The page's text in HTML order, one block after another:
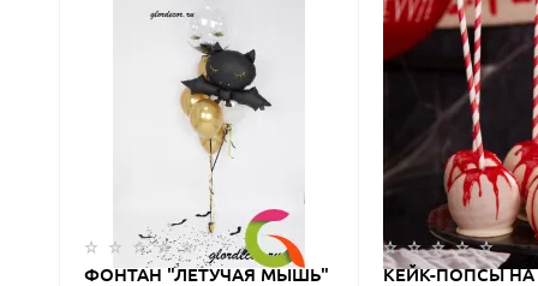
ФОНТАН "ЛЕТУЧАЯ МЫШЬ"
КЕЙК-ПОПСЫ НА